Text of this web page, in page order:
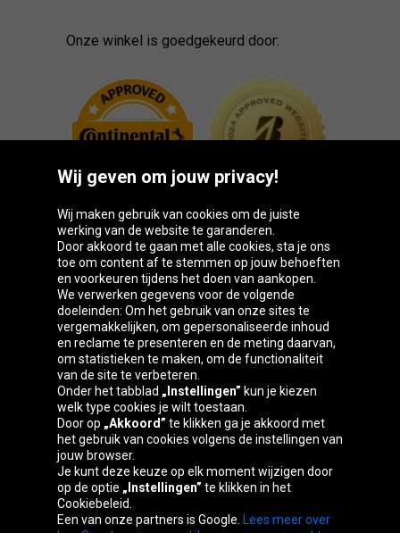
Onze winkel is goedgekeurd door:
Oponeo-groep
Česká
republika
Deutschland Éire España
France Italia Magyarország Nederland
Österreich
republika
Kingdom
Wij geven om jouw privacy!
Wij maken gebruik van cookies om de juiste
werking van de website te garanderen.
Door akkoord te gaan met alle cookies, sta je ons
toe om content af te stemmen op jouw behoeften
en voorkeuren tijdens het doen van aankopen.
We verwerken gegevens voor de volgende
doeleinden: Om het gebruik van onze sites te
vergemakkelijken, om gepersonaliseerde inhoud
en reclame te presenteren en de meting daarvan,
om statistieken te maken, om de functionaliteit
van de site te verbeteren.
Onder het tabblad „Instellingen” kun je kiezen
welk type cookies je wilt toestaan.
Door op „Akkoord” te klikken ga je akkoord met
het gebruik van cookies volgens de instellingen van
jouw browser.
Je kunt deze keuze op elk moment wijzigen door
op de optie „Instellingen” te klikken in het
Cookiebeleid.
Een van onze partners is Google. Lees meer over